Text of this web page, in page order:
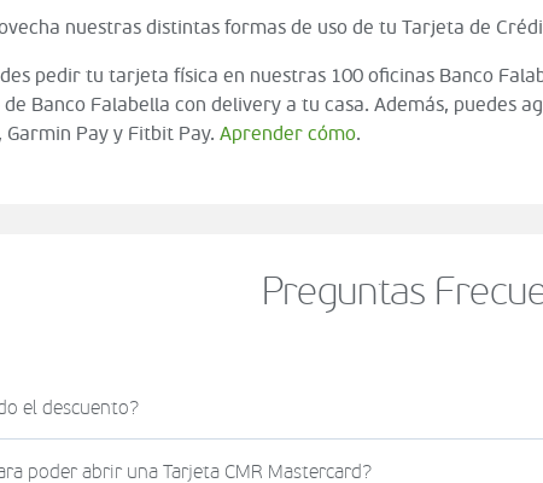
nuestras distintas formas de uso de tu Tarjeta de
pedir tu tarjeta física en nuestras 100 oficinas Banco
de Banco Falabella con delivery a tu casa. Además, puedes
Garmin Pay y Fitbit Pay. Aprender cómo.
Preguntas
el descuento?
poder abrir una Tarjeta CMR Mastercard?